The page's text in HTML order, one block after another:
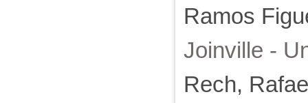
Ramos
Joinville -
Rech,